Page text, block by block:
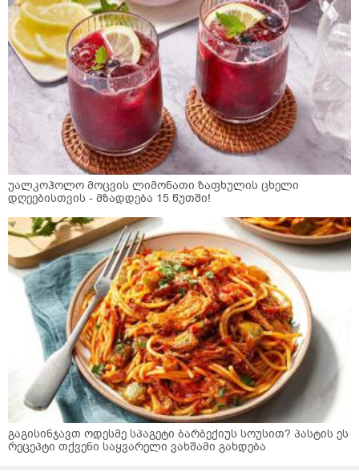
უალკოჰოლო მოცვის ლიმონათი ზაფხულის ცხელი
დღეებისთვის - მზადდება 15 წუთში!
გაგისინჯავთ ოდესმე სპაგეტი ბარბექიუს სოუსით? პასტის ეს
რეცეპტი თქვენი საყვარელი ვახშამი გახდება